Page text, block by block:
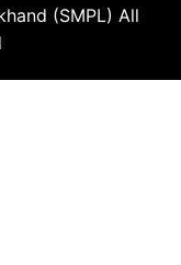
(SMPL) All